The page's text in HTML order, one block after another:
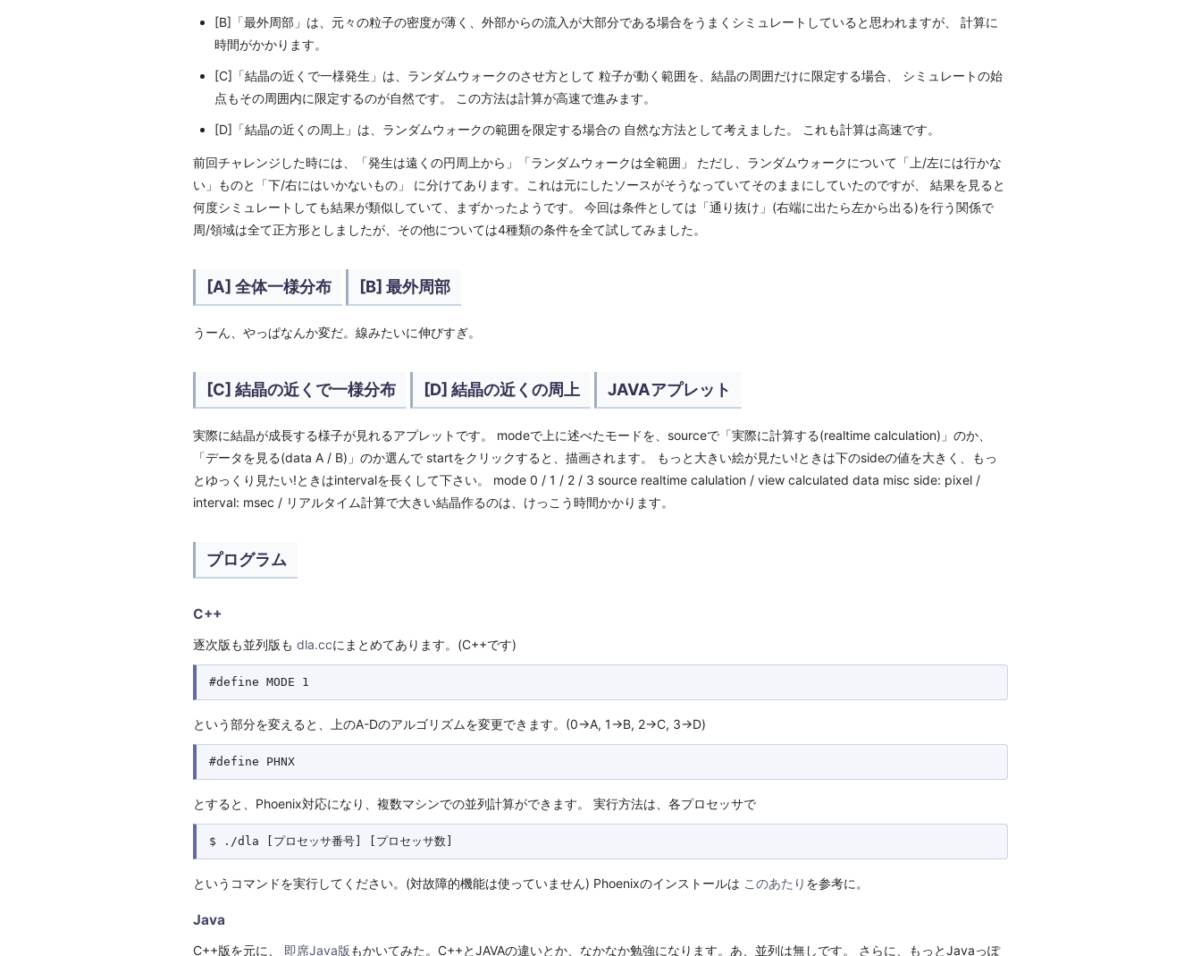
[B]「最外周部」は、元々の粒子の密度が薄く、外部からの流入が大部分である場合をうまくシミュレートしていると思われますが、 計算に
時間がかかります。
[C]「結晶の近くで一様発生」は、ランダムウォークのさせ方として 粒子が動く範囲を、結晶の周囲だけに限定する場合、 シミュレートの始
点もその周囲内に限定するのが自然です。 この方法は計算が高速で進みます。
[D]「結晶の近くの周上」は、ランダムウォークの範囲を限定する場合の 自然な方法として考えました。 これも計算は高速です。
前回チャレンジした時には、「発生は遠くの円周上から」「ランダムウォークは全範囲」 ただし、ランダムウォークについて「上/左には行かな
い」ものと「下/右にはいかないもの」 に分けてあります。これは元にしたソースがそうなっていてそのままにしていたのですが、 結果を見ると
何度シミュレートしても結果が類似していて、まずかったようです。 今回は条件としては「通り抜け」(右端に出たら左から出る)を行う関係で
周/領域は全て正方形としましたが、その他については4種類の条件を全て試してみました。
[A] 全体一様分布 [B] 最外周部
うーん、やっぱなんか変だ。線みたいに伸びすぎ。
[C] 結晶の近くで一様分布 [D] 結晶の近くの周上 JAVAアプレット
実際に結晶が成長する様子が見れるアプレットです。 modeで上に述べたモードを、sourceで「実際に計算する(realtime calculation)」のか、
「データを見る(data A / B)」のか選んで startをクリックすると、描画されます。 もっと大きい絵が見たい!ときは下のsideの値を大きく、もっ
とゆっくり見たい!ときはintervalを長くして下さい。 mode 0 / 1 / 2 / 3 source realtime calulation / view calculated data misc side: pixel /
interval: msec / リアルタイム計算で大きい結晶作るのは、けっこう時間かかります。
プログラム
C++
逐次版も並列版も dla.ccにまとめてあります。(C++です)
という部分を変えると、上のA-Dのアルゴリズムを変更できます。(0->A, 1->B, 2->C, 3->D)
とすると、Phoenix対応になり、複数マシンでの並列計算ができます。 実行方法は、各プロセッサで
というコマンドを実行してください。(対故障的機能は使っていません) Phoenixのインストールは このあたり を参考に。
Java
C++版を元に、 即席Java版もかいてみた。C++とJAVAの違いとか、なかなか勉強になります。あ、並列は無しです。 さらに、もっとJavaっぽ